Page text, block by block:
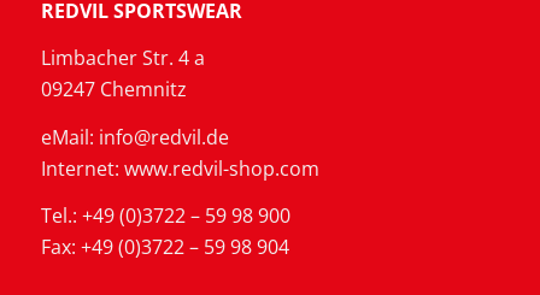
REDVIL SPORTSWEAR
Limbacher Str. 4 a
09247 Chemnitz
eMail: info@redvil.de
Internet: www.redvil-shop.com
Tel.: +49 (0)3722 – 59 98 900
Fax: +49 (0)3722 – 59 98 904